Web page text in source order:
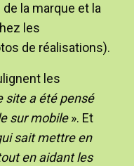
la marque et la
les
de réalisations).
les
site a été pensé
sur mobile». Et
sait mettre en
en aidant les